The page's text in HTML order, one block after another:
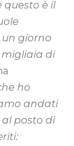
questo è il
giorno
migliaia di
ho
andati
posto di